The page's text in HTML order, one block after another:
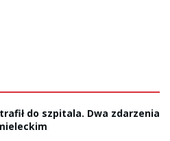
do szpitala. Dwa zdarzenia